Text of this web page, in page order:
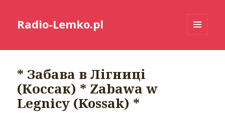
Radio-Lemko.pl
* Забава в Лігниці
(Коссак) * Zabawa w
Legnicy (Kossak) *